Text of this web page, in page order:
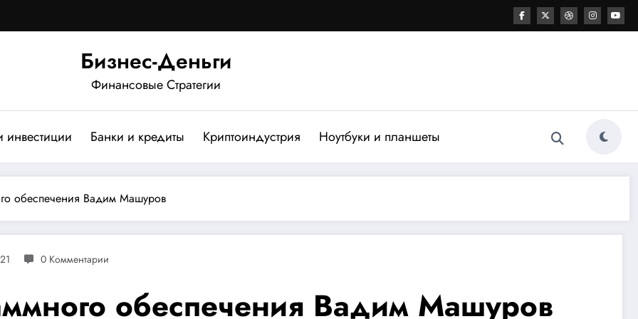
Бизнес-Деньги
Финансовые Стратегии
инвестиции Банки и кредиты Криптоиндустрия Ноутбуки и планшеты
обеспечения Вадим Машуров
0 Комментарии
обеспечения Вадим Машуров